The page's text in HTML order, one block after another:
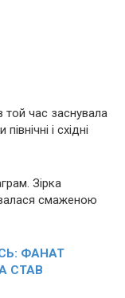
той час заснувала
і східні
Зірка
смаженою
ФАНАТ
СТАВ